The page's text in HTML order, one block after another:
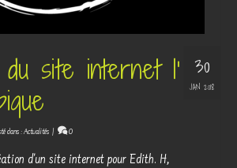
30
JAN 2018
site internet l’
dans :Actualités | 0
d'un site internet pour Edith. H,